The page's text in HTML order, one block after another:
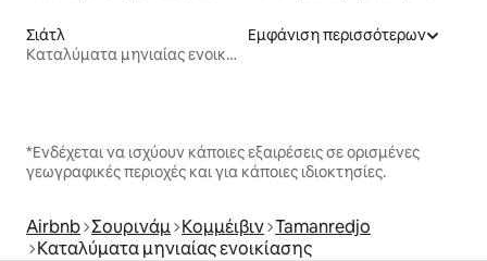
Σιάτλ
Καταλύματα μηνιαίας ενοικίασης
Εμφάνιση περισσότερων
*Ενδέχεται να ισχύουν κάποιες εξαιρέσεις σε ορισμένες
γεωγραφικές περιοχές και για κάποιες ιδιοκτησίες.
Airbnb Σουρινάμ Κομμέιβιν Tamanredjo
Καταλύματα μηνιαίας ενοικίασης